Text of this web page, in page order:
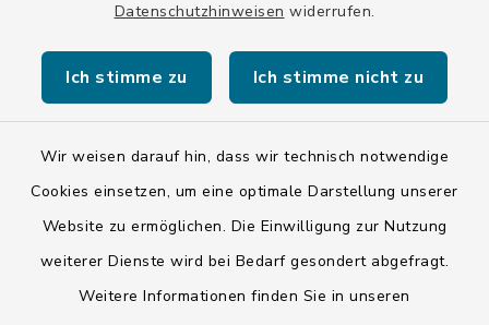
Datenschutzhinweisen widerrufen.
Ich stimme zu Ich stimme nicht zu
Wir weisen darauf hin, dass wir technisch notwendige
Cookies einsetzen, um eine optimale Darstellung unserer
Website zu ermöglichen. Die Einwilligung zur Nutzung
weiterer Dienste wird bei Bedarf gesondert abgefragt.
Weitere Informationen finden Sie in unseren
Barrierefreiheit
Datenschutz
ISIS 12